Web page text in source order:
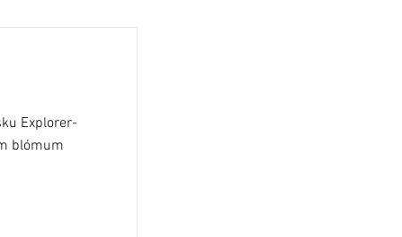
Explorer-
blómum